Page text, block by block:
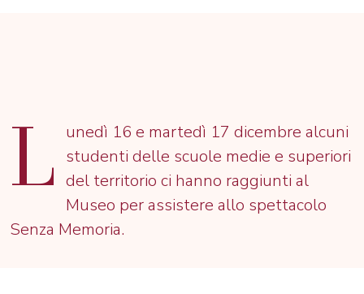
L unedì 16 e martedì 17 dicembre alcuni
studenti delle scuole medie e superiori
del territorio ci hanno raggiunti al
Museo per assistere allo spettacolo
Senza Memoria.